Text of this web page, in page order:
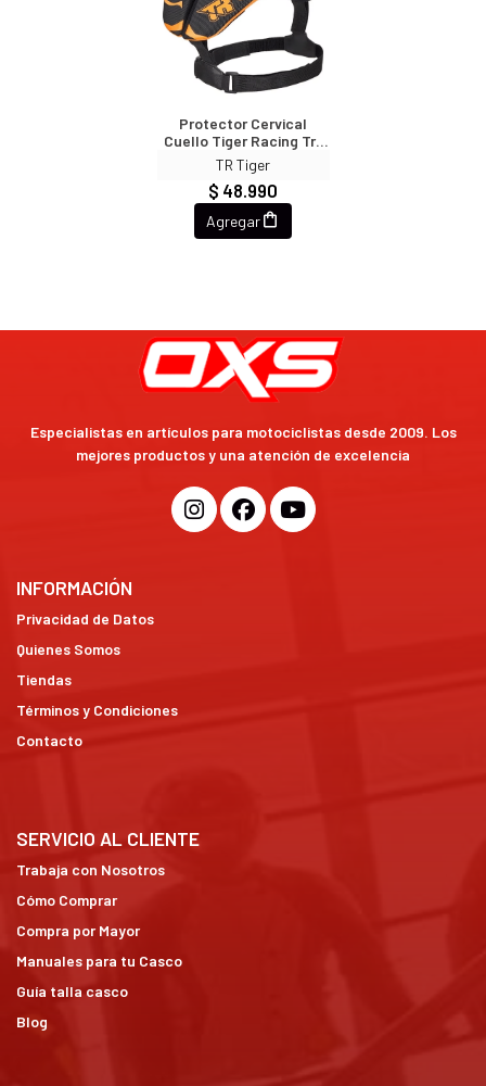
Protector Cervical
Cuello Tiger Racing Tr-
H3 Naranjo Motocross
Enduro
TR Tiger
$ 48.990
Agregar
Especialistas en artículos para motociclistas desde 2009. Los
mejores productos y una atención de excelencia
INFORMACIÓN
Privacidad de Datos
Quienes Somos
Tiendas
Términos y Condiciones
Contacto
SERVICIO AL CLIENTE
Trabaja con Nosotros
Cómo Comprar
Compra por Mayor
Manuales para tu Casco
Guía talla casco
Blog